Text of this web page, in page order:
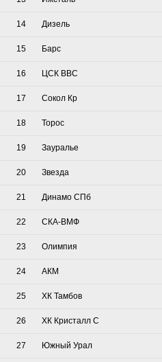
14 Дизель
15 Барс
16 ЦСК ВВС
17 Сокол Кр
18 Торос
19 Зауралье
20 Звезда
21 Динамо СПб
22 СКА-ВМФ
23 Олимпия
24 АКМ
25 ХК Тамбов
26 ХК Кристалл С
27 Южный Урал